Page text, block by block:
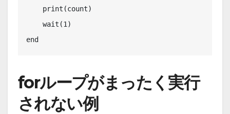
end
forループがまったく実行
されない例